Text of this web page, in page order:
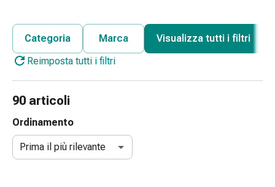
raffreddore
Tosse
e
bronchite
Categoria Marca
Visualizza tutti i filtri
Reimposta tutti i filtri
90 articoli
Ordinamento
Prima il più rilevante